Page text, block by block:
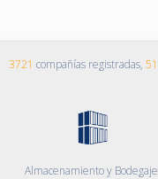
3721 compañías registradas, 51
Almacenamiento y Bodegaje